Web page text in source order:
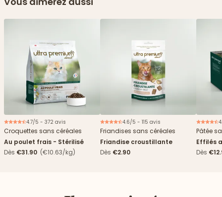
4.7/5 - 372 avis
Croquettes sans céréales
Au poulet frais - Stérilisé
Dès €31.90 (€10.63/kg)
4.6/5 - 115 avis
Friandises sans céréales
Friandise croustillante
Dès €2.90
Pâtée
Effilés
Dès